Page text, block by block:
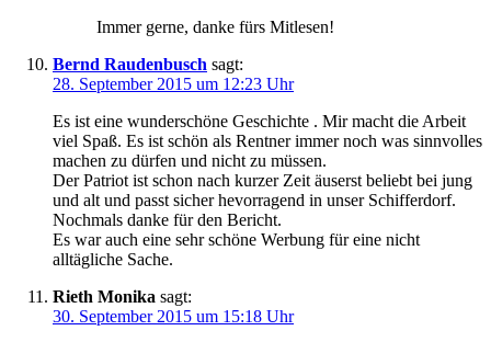
Immer gerne, danke fürs Mitlesen!
Bernd Raudenbusch sagt:
28. September 2015 um 12:23 Uhr
Es ist eine wunderschöne Geschichte . Mir macht die Arbeit
viel Spaß. Es ist schön als Rentner immer noch was sinnvolles
machen zu dürfen und nicht zu müssen.
Der Patriot ist schon nach kurzer Zeit äuserst beliebt bei jung
und alt und passt sicher hevorragend in unser Schifferdorf.
Nochmals danke für den Bericht.
Es war auch eine sehr schöne Werbung für eine nicht
alltägliche Sache.
Rieth Monika sagt:
30. September 2015 um 15:18 Uhr